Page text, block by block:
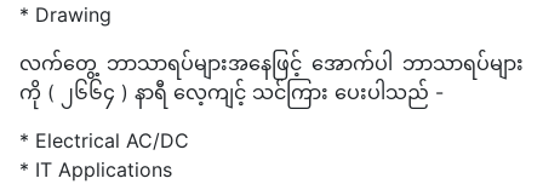
* Drawing
လက်တွေ့ ဘာသာရပ်များအနေဖြင့် အောက်ပါ ဘာသာရပ်များ
ကို ( ၂၆၆၄ ) နာရီ လေ့ကျင့် သင်ကြား ပေးပါသည် -
* Electrical AC/DC
* IT Applications